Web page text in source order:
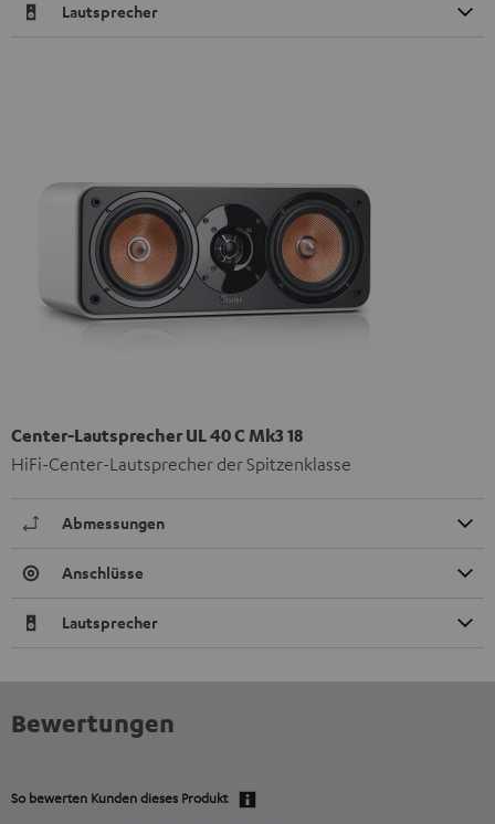
Lautsprecher
Center-Lautsprecher UL 40 C Mk3 18
HiFi-Center-Lautsprecher der Spitzenklasse
Abmessungen
Anschlüsse
Lautsprecher
Bewertungen
So bewerten Kunden dieses Produkt